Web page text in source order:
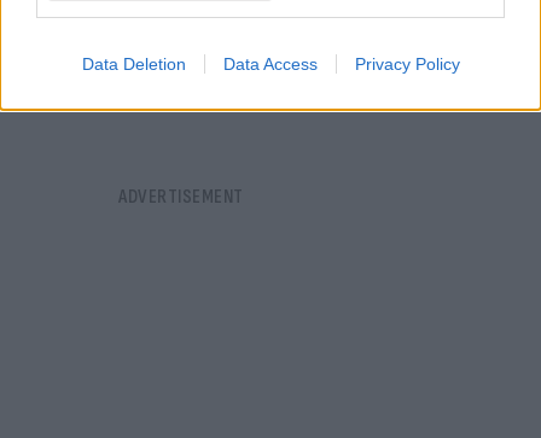
Data Deletion Data Access Privacy Policy